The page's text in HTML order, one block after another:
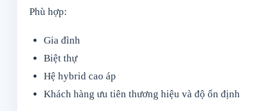
Phù hợp:
Gia đình
Biệt thự
Hệ hybrid cao áp
Khách hàng ưu tiên thương hiệu và độ ổn định